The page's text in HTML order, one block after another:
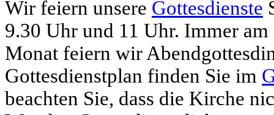
Wir feiern unsere Gottesdienste
9.30 Uhr und 11 Uhr. Immer am
Monat feiern wir
Gottesdienstplan finden Sie im
beachten Sie, dass die Kirche